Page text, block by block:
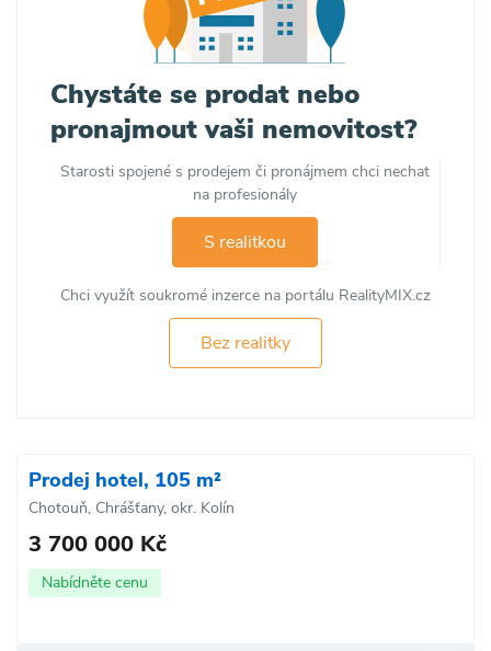
Chystáte se prodat nebo
pronajmout vaši nemovitost?
Starosti spojené s prodejem či pronájmem chci nechat
na profesionály
S realitkou
Chci využít soukromé inzerce na portálu RealityMIX.cz
Bez realitky
Prodej hotel, 105 m²
Chotouň, Chrášťany, okr. Kolín
3 700 000 Kč
Nabídněte cenu